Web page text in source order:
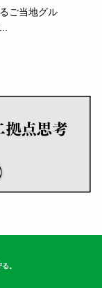
ご当地グル
。